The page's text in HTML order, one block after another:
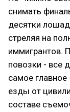
снимать
десятки
стреляя на
иммигрантов.
повозки - все
самое
езды от
составе